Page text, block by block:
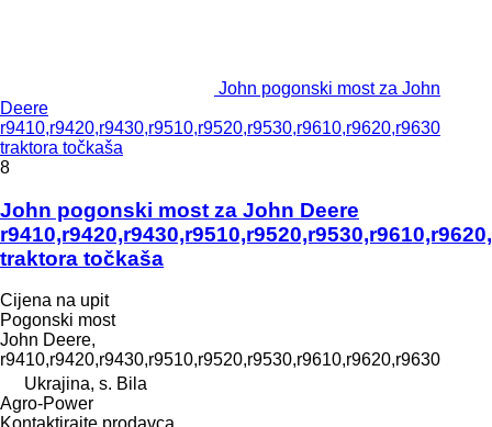
John pogonski most za John
Deere
r9410,r9420,r9430,r9510,r9520,r9530,r9610,r9620,r9630
traktora točkaša
8
John pogonski most za John Deere
traktora točkaša
Cijena na upit
Pogonski most
John Deere,
r9410,r9420,r9430,r9510,r9520,r9530,r9610,r9620,r9630
Ukrajina, s. Bila
Agro-Power